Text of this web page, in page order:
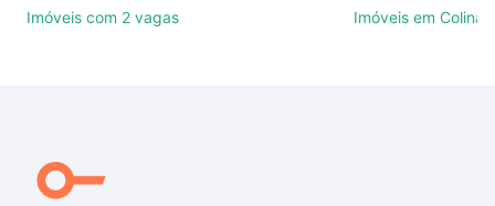
festas ou área verde e encontrar Imóveis à venda
Aqui na Loft temos a oferta ideal para você, com
Imóveis com 2 vagas
Imóveis em